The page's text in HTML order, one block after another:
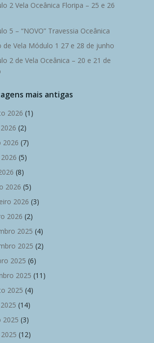
2 Vela Oceânica Floripa – 25 e 26
5 – “NOVO” Travessia Oceânica
de Vela Módulo 1 27 e 28 de junho
2 de Vela Oceânica – 20 e 21 de
mais antigas
2026 (1)
(2)
2026 (7)
(5)
(8)
2026 (5)
2026 (3)
2026 (2)
2025 (4)
2025 (2)
2025 (6)
2025 (11)
2025 (4)
(14)
2025 (3)
(12)